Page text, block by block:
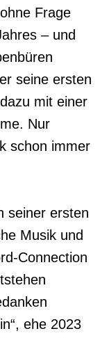
Frage
– und
seine ersten
mit einer
Nur
schon immer
seiner ersten
Musik und
Connection
ehe 2023